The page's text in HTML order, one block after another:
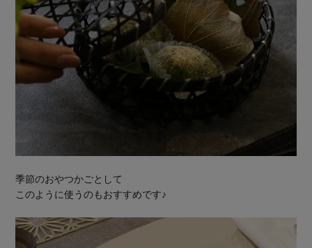
季節のおやつかごとして
このように使うのもおすすめです♪